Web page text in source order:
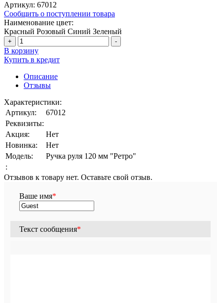
Артикул: 67012
Сообщить о поступлении товара
Наименование цвет:
Красный Розовый Синий Зеленый
+ -
В корзину
Купить в кредит
Описание
Отзывы
Характеристики:
Артикул:
67012
Реквизиты:
Акция:
Нет
Новинка:
Нет
Модель:
Ручка руля 120 мм "Ретро"
:
Отзывов к товару нет. Оставьте свой отзыв.
Ваше имя*
Текст сообщения*